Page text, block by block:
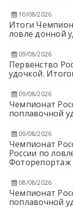
10/08/2026
Итоги
ловле донной
09/08/2026
Первенство
удочкой.
09/08/2026
Чемпионат
поплавочной
09/08/2026
Чемпионат
России по
Фоторепортаж
08/08/2026
Чемпионат
поплавочной